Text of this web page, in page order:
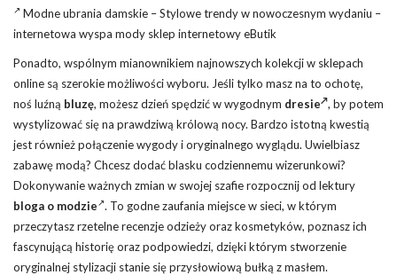
Modne ubrania damskie – Stylowe trendy w nowoczesnym wydaniu –
internetowa wyspa mody sklep internetowy eButik
Ponadto, wspólnym mianownikiem najnowszych kolekcji w sklepach
online są szerokie możliwości wyboru. Jeśli tylko masz na to ochotę,
noś luźną bluzę, możesz dzień spędzić w wygodnym dresie , by potem
wystylizować się na prawdziwą królową nocy. Bardzo istotną kwestią
jest również połączenie wygody i oryginalnego wyglądu. Uwielbiasz
zabawę modą? Chcesz dodać blasku codziennemu wizerunkowi?
Dokonywanie ważnych zmian w swojej szafie rozpocznij od lektury
bloga o modzie . To godne zaufania miejsce w sieci, w którym
przeczytasz rzetelne recenzje odzieży oraz kosmetyków, poznasz ich
fascynującą historię oraz podpowiedzi, dzięki którym stworzenie
oryginalnej stylizacji stanie się przysłowiową bułką z masłem.